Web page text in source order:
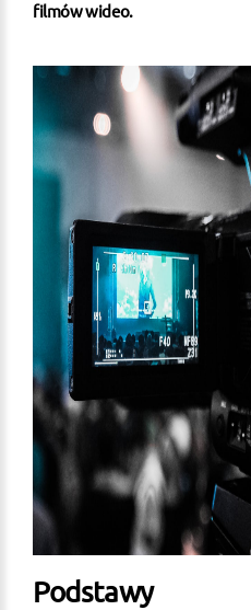
filmów wideo.
Podstawy